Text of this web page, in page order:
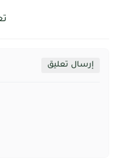
إرسال تعليق